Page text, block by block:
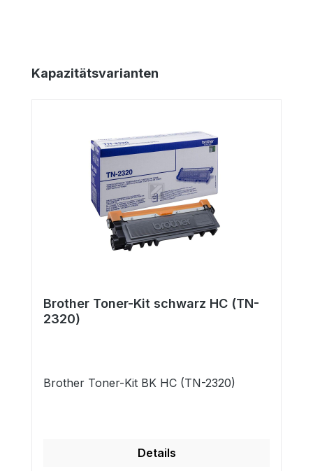
Produktgalerie überspringen
Kapazitätsvarianten
Brother Toner-Kit schwarz HC (TN-
2320)
Brother Toner-Kit BK HC (TN-2320)
Details